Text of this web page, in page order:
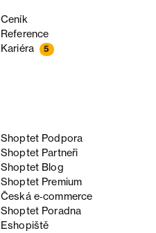
Ceník
Reference
Kariéra 5
Shoptet Podpora
Shoptet Partneři
Shoptet Blog
Shoptet Premium
Česká e‑commerce
Shoptet Poradna
Eshopiště